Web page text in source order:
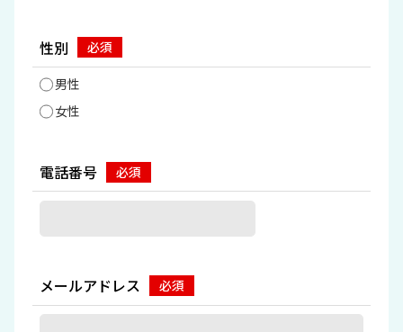
性別
男性
女性
電話番号
メールアドレス